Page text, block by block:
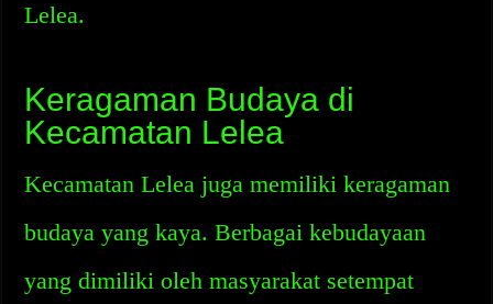
Lelea.
Keragaman Budaya di
Kecamatan Lelea
Kecamatan Lelea juga memiliki keragaman
budaya yang kaya. Berbagai kebudayaan
yang dimiliki oleh masyarakat setempat